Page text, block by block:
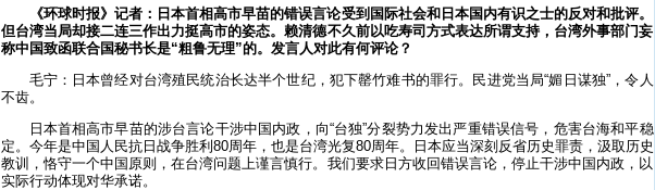
《环球时报》记者：日本首相高市早苗的错误言论受到国际社会和日本国内有识之士的反对和批评。
但台湾当局却接二连三作出力挺高市的姿态。赖清德不久前以吃寿司方式表达所谓支持，台湾外事部门妄
称中国致函联合国秘书长是“粗鲁无理”的。发言人对此有何评论？
毛宁：日本曾经对台湾殖民统治长达半个世纪，犯下罄竹难书的罪行。民进党当局“媚日谋独”，令人
不齿。
日本首相高市早苗的涉台言论干涉中国内政，向“台独”分裂势力发出严重错误信号，危害台海和平稳
定。今年是中国人民抗日战争胜利80周年，也是台湾光复80周年。日本应当深刻反省历史罪责，汲取历史
教训，恪守一个中国原则，在台湾问题上谨言慎行。我们要求日方收回错误言论，停止干涉中国内政，以
实际行动体现对华承诺。